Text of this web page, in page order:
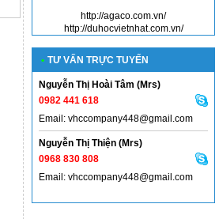
http://agaco.com.vn/
http://duhocvietnhat.com.vn/
• TƯ VẤN TRỰC TUYẾN
Nguyễn Thị Hoài Tâm (Mrs)
0982 441 618
Email: vhccompany448@gmail.com
Nguyễn Thị Thiện (Mrs)
0968 830 808
Email: vhccompany448@gmail.com